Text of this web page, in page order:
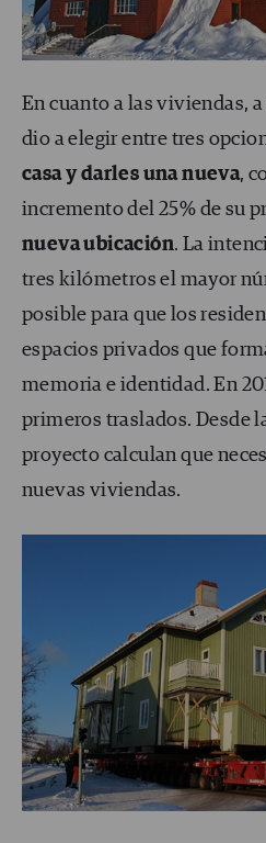
En cuanto a las viviendas,
dio a elegir entre tres
casa y darles una nueva,
incremento del 25% de su
nueva ubicación. La
tres kilómetros el mayor
posible para que los
espacios privados que
memoria e identidad. En
primeros traslados. Desde
proyecto calculan que
nuevas viviendas.